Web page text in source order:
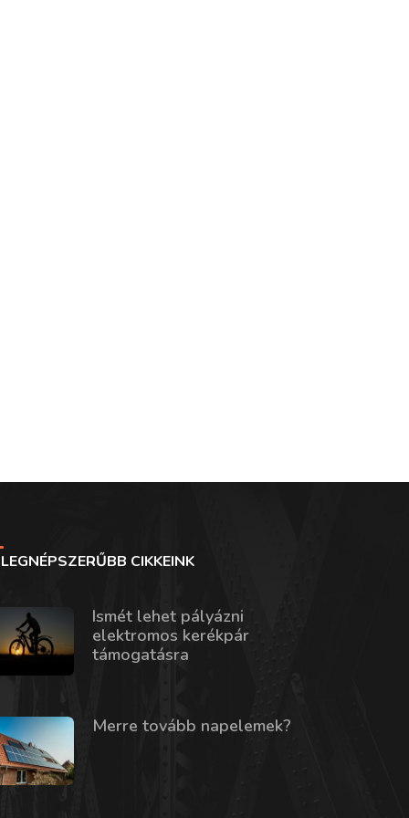
LEGNÉPSZERŰBB CIKKEINK
Ismét lehet pályázni
elektromos kerékpár
támogatásra
Merre tovább napelemek?